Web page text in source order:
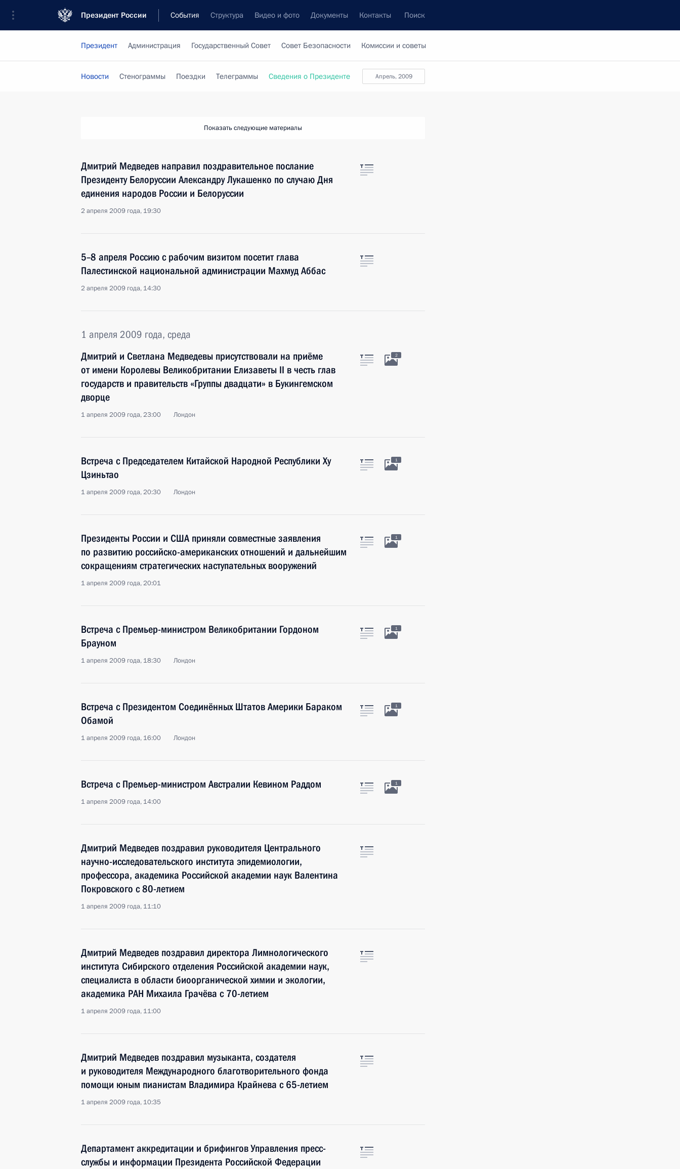
Президент России События Структура Видео и фото Документы Контакты Поиск
Президент Администрация Государственный Совет Совет Безопасности Комиссии и советы
апрель, 2009
Новости Стенограммы Поездки Телеграммы Сведения о Президенте
Показать следующие материалы
Дмитрий Медведев направил поздравительное послание
Президенту Белоруссии Александру Лукашенко по случаю Дня
единения народов России и Белоруссии
2 апреля 2009 года, 19:30
5–8 апреля Россию с рабочим визитом посетит глава
Палестинской национальной администрации Махмуд Аббас
2 апреля 2009 года, 14:30
1 апреля 2009 года, среда
Дмитрий и Светлана Медведевы присутствовали на приёме
от имени Королевы Великобритании Елизаветы II в честь глав
государств и правительств «Группы двадцати» в Букингемском
дворце
1 апреля 2009 года, 23:00 Лондон
2
Встреча с Председателем Китайской Народной Республики Ху
Цзиньтао
1 апреля 2009 года, 20:30 Лондон
1
Президенты России и США приняли совместные заявления
по развитию российско-американских отношений и дальнейшим
сокращениям стратегических наступательных вооружений
1 апреля 2009 года, 20:01
1
Встреча с Премьер-министром Великобритании Гордоном
Брауном
1 апреля 2009 года, 18:30 Лондон
1
Встреча с Президентом Соединённых Штатов Америки Бараком
Обамой
1 апреля 2009 года, 16:00 Лондон
1
Встреча с Премьер-министром Австралии Кевином Раддом
1 апреля 2009 года, 14:00
1
Дмитрий Медведев поздравил руководителя Центрального
научно-исследовательского института эпидемиологии,
профессора, академика Российской академии наук Валентина
Покровского с 80-летием
1 апреля 2009 года, 11:10
Дмитрий Медведев поздравил директора Лимнологического
института Сибирского отделения Российской академии наук,
специалиста в области биоорганической химии и экологии,
академика РАН Михаила Грачёва с 70-летием
1 апреля 2009 года, 11:00
Дмитрий Медведев поздравил музыканта, создателя
и руководителя Международного благотворительного фонда
помощи юным пианистам Владимира Крайнева с 65-летием
1 апреля 2009 года, 10:35
Департамент аккредитации и брифингов Управления пресс-
службы и информации Президента Российской Федерации